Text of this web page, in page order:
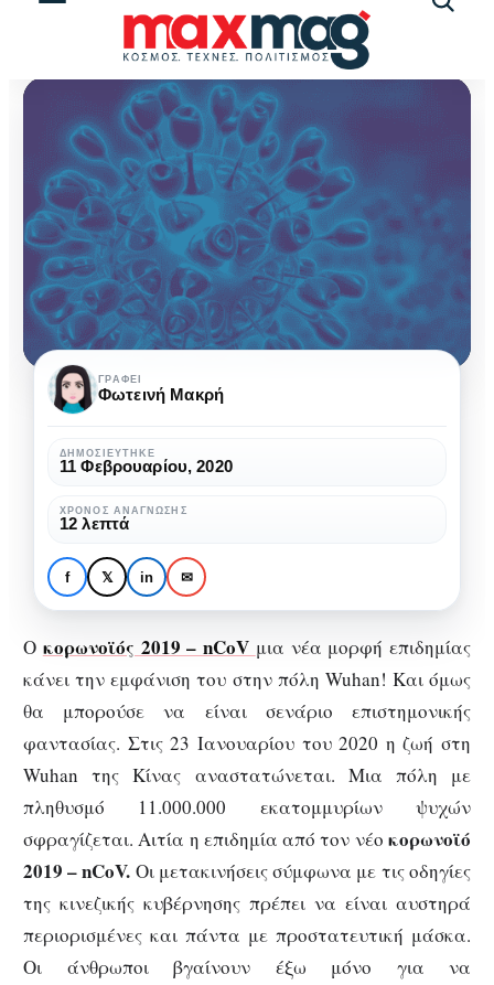
ΑΦΙΕΡΏΜΑΤΑ
Κορωνοϊός: Όλη η
αλήθεια γύρω από την
ανεξέλεγκτη πανδημία!
Κορωνοϊός:
Όλη
αλήθεια
γύρω
από
την
ανεξέλεγκτη
ΓΡΆΦΕΙ
Φωτεινή Μακρή
ΔΗΜΟΣΙΕΎΤΗΚΕ
11 Φεβρουαρίου, 2020
ΧΡΌΝΟΣ ΑΝΆΓΝΩΣΗΣ
12 λεπτά
f 𝕏 in ✉
O κορωνοϊός 2019 – nCoV μια νέα μορφή επιδημίας
κάνει την εμφάνιση του στην πόλη Wuhan! Και όμως
θα μπορούσε να είναι σενάριο επιστημονικής
φαντασίας. Στις 23 Ιανουαρίου του 2020 η ζωή στη
Wuhan της Κίνας αναστατώνεται. Μια πόλη με
πληθυσμό 11.000.000 εκατομμυρίων ψυχών
σφραγίζεται. Aιτία η επιδημία από τον νέο κορωνοϊό
2019 –nCoV. Οι μετακινήσεις σύμφωνα με τις οδηγίες
της κινεζικής κυβέρνησης πρέπει να είναι αυστηρά
περιορισμένες και πάντα με προστατευτική μάσκα.
Οι άνθρωποι βγαίνουν έξω μόνο για να